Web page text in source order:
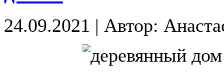
24.09.2021 | Автор: